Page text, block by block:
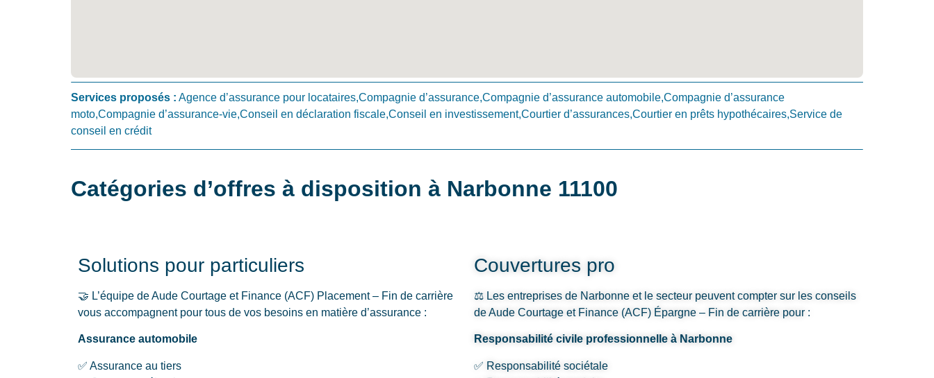
Services proposés : Agence d’assurance pour locataires,Compagnie d’assurance,Compagnie d’assurance automobile,Compagnie d’assurance
moto,Compagnie d’assurance-vie,Conseil en déclaration fiscale,Conseil en investissement,Courtier d’assurances,Courtier en prêts hypothécaires,Service de
conseil en crédit
Catégories d’offres à disposition à Narbonne 11100
Solutions pour particuliers
🤝 L’équipe de Aude Courtage et Finance (ACF) Placement – Fin de carrière
vous accompagnent pour tous de vos besoins en matière d’assurance :
Assurance automobile
✅ Assurance au tiers
Couvertures pro
⚖️ Les entreprises de Narbonne et le secteur peuvent compter sur les conseils
de Aude Courtage et Finance (ACF) Épargne – Fin de carrière pour :
Responsabilité civile professionnelle à Narbonne
✅ Responsabilité sociétale